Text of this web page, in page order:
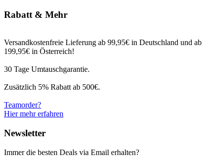
Rabatt & Mehr
Versandkostenfreie Lieferung ab 99,95€ in Deutschland und ab
199,95€ in Österreich!
30 Tage Umtauschgarantie.
Zusätzlich 5% Rabatt ab 500€.
Teamorder?
Hier mehr erfahren
Newsletter
Immer die besten Deals via Email erhalten?